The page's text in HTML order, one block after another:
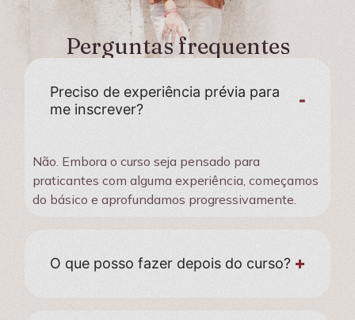
Perguntas frequentes
Preciso de experiência prévia para
me inscrever?
Não. Embora o curso seja pensado para
praticantes com alguma experiência, começamos
do básico e aprofundamos progressivamente.
O que posso fazer depois do curso?